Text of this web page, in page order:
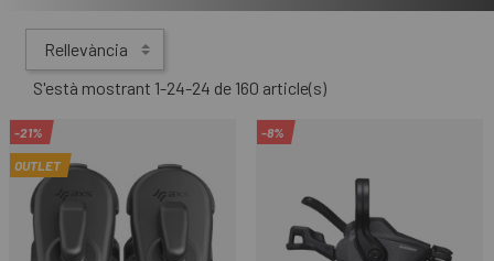
Rellevància
S'està mostrant 1-24-24 de 160 article(s)
-21%
OUTLET
-8%